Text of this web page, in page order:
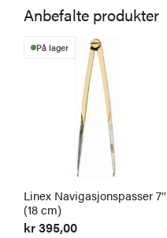
Anbefalte produkter
På lager
Linex Navigasjonspasser 7″
(18 cm)
kr395,00